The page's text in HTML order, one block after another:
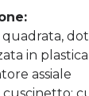
quadrata,
in plastica
assiale